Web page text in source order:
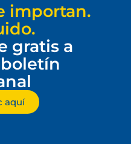
importan.
gratis a
aquí